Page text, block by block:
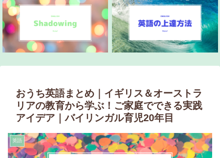
おうち英語まとめ｜イギリス＆オーストラ
リアの教育から学ぶ！ご家庭でできる実践
アイデア｜バイリンガル育児20年目
英語